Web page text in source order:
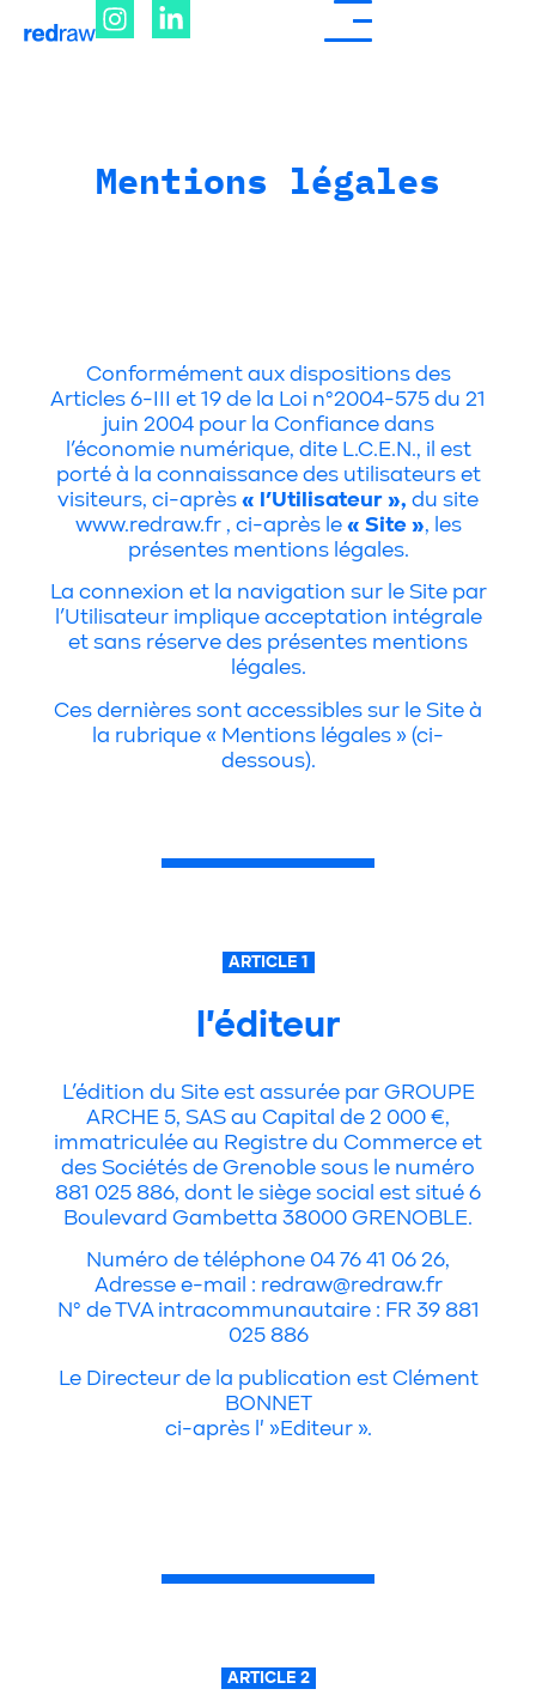
Mentions légales
Conformément aux dispositions des
Articles 6-III et 19 de la Loi n°2004-575 du 21
juin 2004 pour la Confiance dans
l’économie numérique, dite L.C.E.N., il est
porté à la connaissance des utilisateurs et
visiteurs, ci-après « l’Utilisateur », du site
www.redraw.fr , ci-après le « Site », les
présentes mentions légales.
La connexion et la navigation sur le Site par
l’Utilisateur implique acceptation intégrale
et sans réserve des présentes mentions
légales.
Ces dernières sont accessibles sur le Site à
la rubrique « Mentions légales » (ci-
dessous).
ARTICLE 1
l'éditeur
L’édition du Site est assurée par GROUPE
ARCHE 5, SAS au Capital de 2 000 €,
immatriculée au Registre du Commerce et
des Sociétés de Grenoble sous le numéro
881 025 886, dont le siège social est situé 6
Boulevard Gambetta 38000 GRENOBLE.
Numéro de téléphone 04 76 41 06 26,
Adresse e-mail : redraw@redraw.fr
N° de TVA intracommunautaire : FR 39 881
025 886
Le Directeur de la publication est Clément
BONNET
ci-après l' »Editeur ».
ARTICLE 2